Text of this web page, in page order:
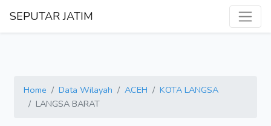
SEPUTAR JATIM
Home Data Wilayah ACEH
KOTA LANGSA
LANGSA BARAT